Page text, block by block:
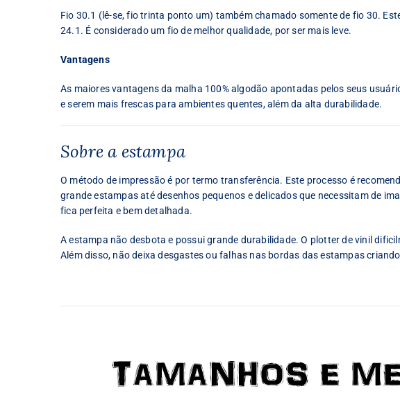
Fio 30.1 (lê-se, fio trinta ponto um) também chamado somente de fio 30.
24.1. É considerado um fio de melhor qualidade, por ser mais leve.
Vantagens
As maiores vantagens da malha 100% algodão apontadas pelos seus
e serem mais frescas para ambientes quentes, além da alta durabilidade.
Sobre a estampa
O método de impressão é por termo transferência. Este processo é
grande estampas até desenhos pequenos e delicados que necessitam de
fica perfeita e bem detalhada.
A estampa não desbota e possui grande durabilidade. O plotter de vinil
Além disso, não deixa desgastes ou falhas nas bordas das estampas